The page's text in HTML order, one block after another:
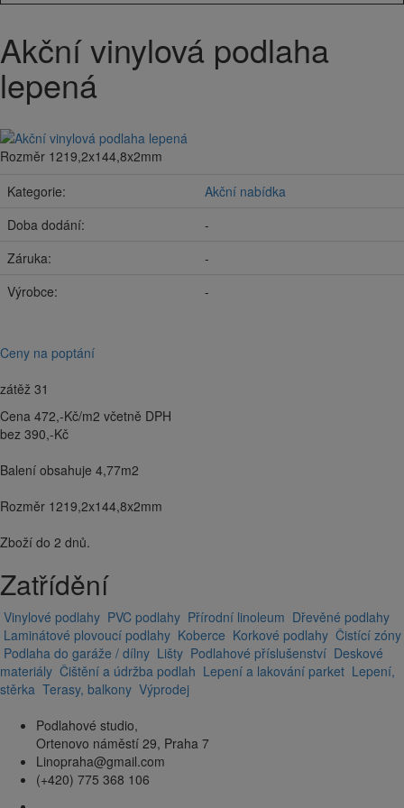
Akční vinylová podlaha
lepená
Rozměr 1219,2x144,8x2mm
Kategorie:
Akční nabídka
Doba dodání:
-
Záruka:
-
Výrobce:
-
Ceny na poptání
zátěž 31
Cena 472,-Kč/m2 včetně DPH
bez 390,-Kč
Balení obsahuje 4,77m2
Rozměr 1219,2x144,8x2mm
Zboží do 2 dnů.
Zatřídění
Vinylové podlahy PVC podlahy Přírodní linoleum Dřevěné podlahy
Laminátové plovoucí podlahy Koberce Korkové podlahy Čistící zóny
Podlaha do garáže / dílny Lišty Podlahové příslušenství Deskové
materiály Čištění a údržba podlah Lepení a lakování parket Lepení,
stěrka Terasy, balkony Výprodej
Podlahové studio,
Ortenovo náměstí 29, Praha 7
Linopraha@gmail.com
(+420) 775 368 106